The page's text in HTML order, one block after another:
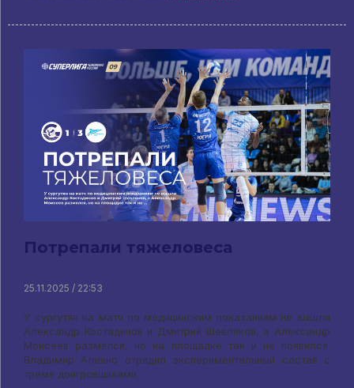
Потрепали тяжеловеса
25.11.2025 / 22:53
У сургутян на матч по медицинским показаниям не вышли
Александр Костадинов и Дмитрий Шевляков, а Александр
Моисеев размялся, но на площадке так и не появился.
Владимир Алекно отрядил экспериментальный состав с
тремя доигровщиками.